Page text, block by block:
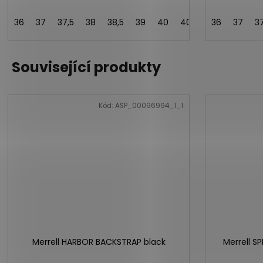
36 37 37,5 38 38,5 39 40 40,5 41 42
36 37
Související produkty
Merrell HARBOR BACKSTRAP black
Kód: ASP_00096994_1_1
Merrell